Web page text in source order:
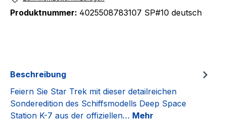
Produktnummer: 4025508783107 SP#10 deutsch
Beschreibung
Feiern Sie Star Trek mit dieser detailreichen
Sonderedition des Schiffsmodells Deep Space
Station K-7 aus der offiziellen… Mehr